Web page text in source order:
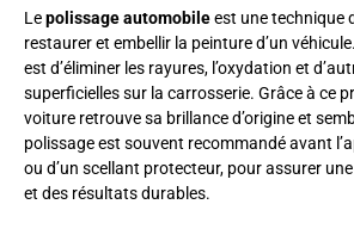
Lepolissage automobileest une technique
restaurer et embellir la peinture d’un
est d’éliminer les rayures, l’oxydation et
superficielles sur la carrosserie. Grâce à ce
voiture retrouve sa brillance d’origine et
polissage est souvent recommandé avant
ou d’un scellant protecteur, pour assurer
et des résultats durables.